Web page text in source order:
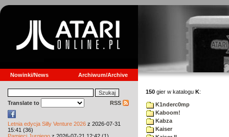
Nowinki/News Archiwum/Archive
Translate to RSS
Letnia edycja Silly Venture 2026 z 2026-07-31
15:41 (36)
150 gier w katalogu K:
K1nderc0mp
Kaboom!
Kabza
Kaiser